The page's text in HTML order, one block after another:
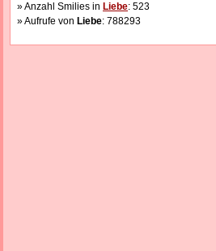
» Anzahl Smilies in Liebe: 523
» Aufrufe von Liebe: 788293